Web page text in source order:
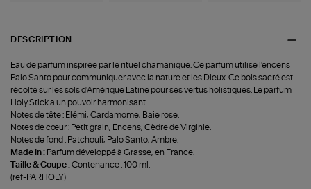
DESCRIPTION
Eau de parfum inspirée par le rituel chamanique. Ce parfum utilise l'encens
Palo Santo pour communiquer avec la nature et les Dieux. Ce bois sacré est
récolté sur les sols d'Amérique Latine pour ses vertus holistiques. Le parfum
Holy Stick a un pouvoir harmonisant.
Notes de tête : Elémi, Cardamome, Baie rose.
Notes de cœur : Petit grain, Encens, Cèdre de Virginie.
Notes de fond : Patchouli, Palo Santo, Ambre.
Made in : Parfum développé à Grasse, en France.
Taille & Coupe :Contenance : 100 ml.
(ref-PARHOLY)